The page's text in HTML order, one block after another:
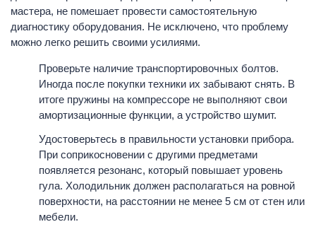
мастера, не помешает провести самостоятельную
диагностику оборудования. Не исключено, что проблему
можно легко решить своими усилиями.
Проверьте наличие транспортировочных болтов.
Иногда после покупки техники их забывают снять. В
итоге пружины на компрессоре не выполняют свои
амортизационные функции, а устройство шумит.
Удостоверьтесь в правильности установки прибора.
При соприкосновении с другими предметами
появляется резонанс, который повышает уровень
гула. Холодильник должен располагаться на ровной
поверхности, на расстоянии не менее 5 см от стен или
мебели.